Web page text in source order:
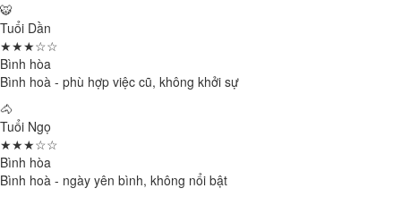
🐯
Tuổi Dần
★★★☆☆
Bình hòa
Bình hoà - phù hợp việc cũ, không khởi sự
🐴
Tuổi Ngọ
★★★☆☆
Bình hòa
Bình hoà - ngày yên bình, không nổi bật